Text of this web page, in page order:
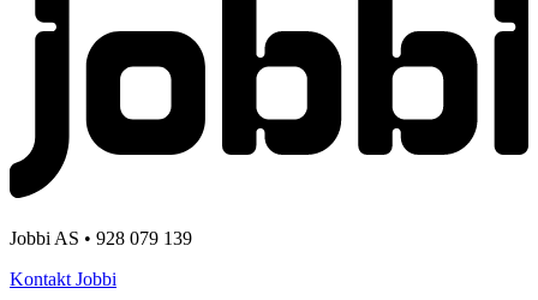
Jobbi AS • 928 079 139
Kontakt Jobbi